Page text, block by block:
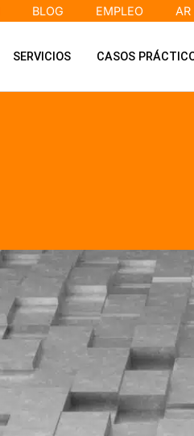
BLOG EMPLEO AR
SERVICIOS CASOS